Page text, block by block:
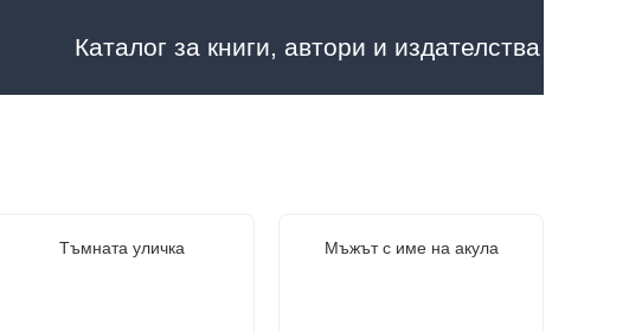
Каталог за книги, автори и издателства
Тъмната уличка Мъжът с име на акула